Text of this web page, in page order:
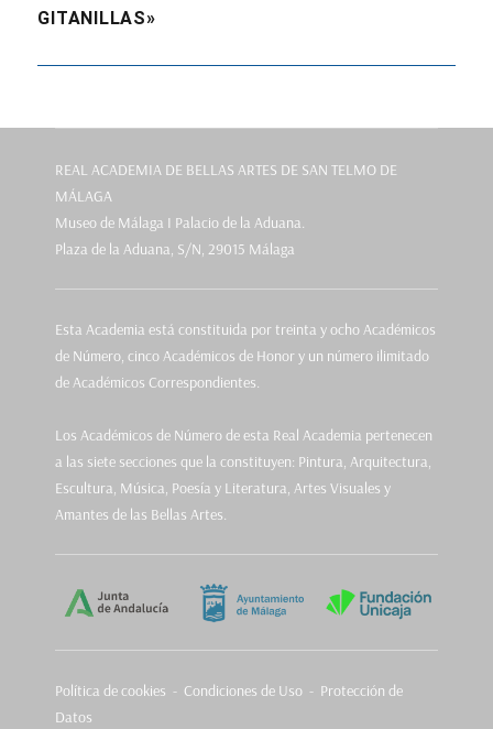
GITANILLAS»
REAL ACADEMIA DE BELLAS ARTES DE SAN TELMO DE
MÁLAGA
Museo de Málaga I Palacio de la Aduana.
Plaza de la Aduana, S/N, 29015 Málaga
Esta Academia está constituida por treinta y ocho Académicos
de Número, cinco Académicos de Honor y un número ilimitado
de Académicos Correspondientes.
Los Académicos de Número de esta Real Academia pertenecen
a las siete secciones que la constituyen: Pintura, Arquitectura,
Escultura, Música, Poesía y Literatura, Artes Visuales y
Amantes de las Bellas Artes.
Política de cookies - Condiciones de Uso - Protección de
Datos